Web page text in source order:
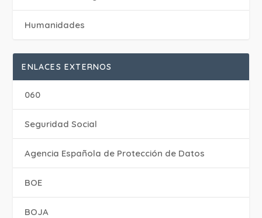
Humanidades
ENLACES EXTERNOS
060
Seguridad Social
Agencia Española de Protección de Datos
BOE
BOJA